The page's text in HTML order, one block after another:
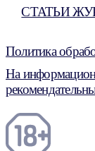
СТАТЬИ
Политика
На